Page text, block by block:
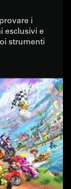
i
esclusivi e
strumenti